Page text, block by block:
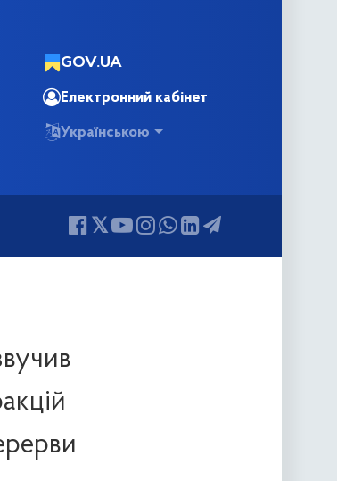
GOV.UA
Електронний кабінет
Українською